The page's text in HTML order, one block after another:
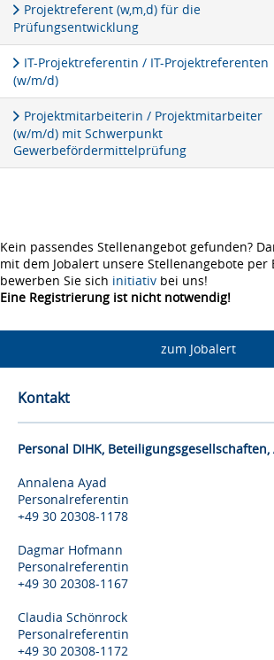
Projektreferent (w,m,d) für die
Prüfungsentwicklung
IT-Projektreferentin / IT-Projektreferenten
(w/m/d)
Projektmitarbeiterin / Projektmitarbeiter
(w/m/d) mit Schwerpunkt
Gewerbefördermittelprüfung
Kein passendes Stellenangebot gefunden?
mit dem Jobalert unsere Stellenangebote per
bewerben Sie sich initiativ bei uns!
Eine Registrierung ist nicht notwendig!
zum Jobalert
Kontakt
Personal DIHK,
Annalena Ayad
Personalreferentin
+49 30 20308-1178
Dagmar Hofmann
Personalreferentin
+49 30 20308-1167
Claudia Schönrock
Personalreferentin
+49 30 20308-1172